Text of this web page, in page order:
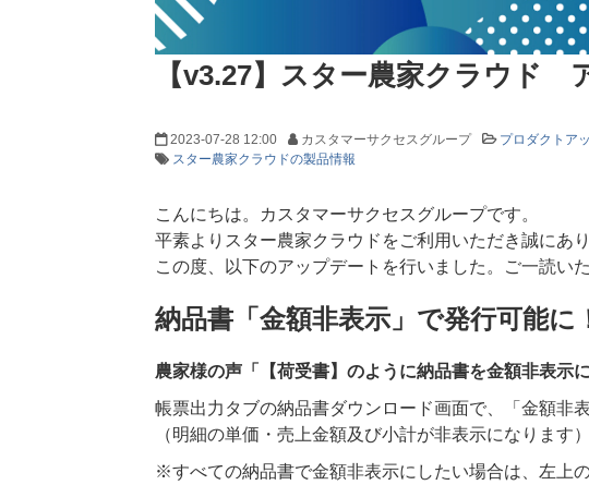
【v3.27】スター農家クラウド
2023-07-28 12:00 カスタマーサクセスグループ
プロダクトア
スター農家クラウドの製品情報
こんにちは。カスタマーサクセスグループです。
平素よりスター農家クラウドをご利用いただき誠にあ
この度、以下のアップデートを行いました。ご一読い
納品書「金額非表示」で発行可能に
農家様の声「【荷受書】のように納品書を金額非表示に
帳票出力タブの納品書ダウンロード画面で、「金額非
（明細の単価・売上金額及び小計が非表示になります）
※すべての納品書で金額非表示にしたい場合は、左上